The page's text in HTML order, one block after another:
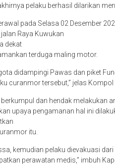
pelaku berhasil dilarikan
pada Selasa 02 Desember
Raya Kuwukan
dekat
terduga maling motor.
didampingi Pawas dan piket
curanmor tersebut,” jelas
dan hendak melakukan
upaya pengamanan hal ini
itu.
kemudian pelaku dievakuasi
perawatan medis,” imbuh